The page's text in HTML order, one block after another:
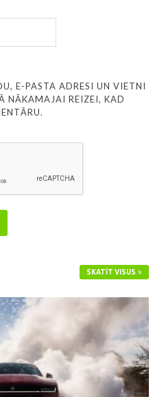
E-PASTA ADRESI UN VIETNI
NĀKAMAJAI REIZEI, KAD
SKATĪT VISUS